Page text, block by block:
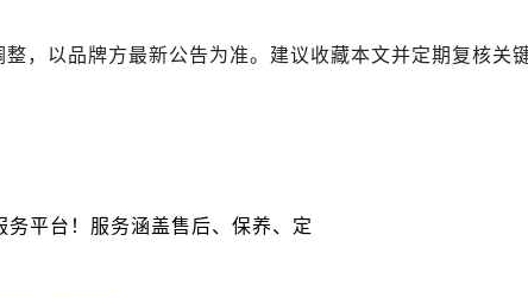
心（需提前预约）
汇处售后服务中心（需提前预约）
交叉口售后服务中心（需提前预约）
（需提前预约）
，以品牌方最新公告为准。建议收藏本文并定期复核关